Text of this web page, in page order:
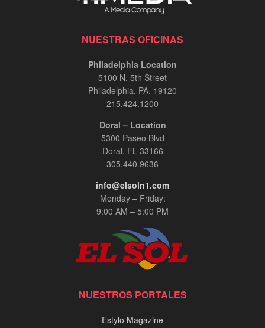
NUESTRAS OFICINAS
Philadelphia Location
5100 N. 5th Street
Philadelphia, PA. 19120
215.424.1200
Doral – Location
5300 Paseo Blvd
Doral, FL 33166
305.440.9636
info@elsoln1.com
Monday – Friday:
9:00 AM – 5:00 PM
NUESTROS PORTALES
Estylo Magazine